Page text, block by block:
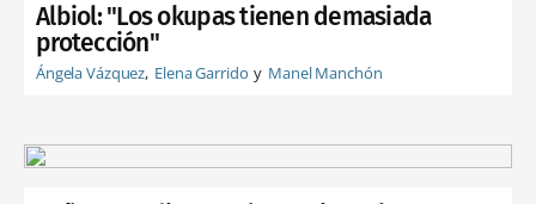
Albiol: "Los okupas tienen demasiada
protección"
Ángela Vázquez Elena Garrido Manel Manchón